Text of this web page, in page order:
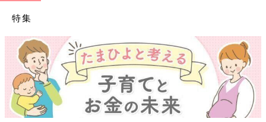
特集
【ワクチン